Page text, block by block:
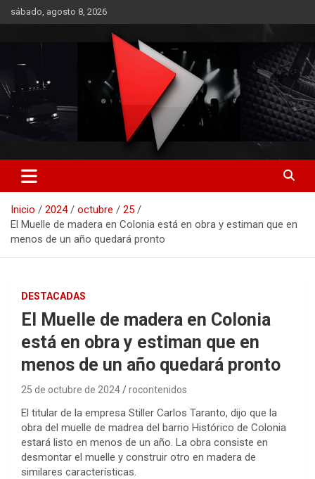
Saltar
al
sábado, agosto 8, 2026
RO CONTENIDOS
Inicio 2024 octubre
25
El Muelle de madera en Colonia está en obra y estiman que en
menos de un año quedará pronto
DESTACADAS
El Muelle de madera en Colonia
está en obra y estiman que en
menos de un año quedará pronto
25 de octubre de 2024 rocontenidos
El titular de la empresa Stiller Carlos Taranto, dijo que la
obra del muelle de madrea del barrio Histórico de Colonia
estará listo en menos de un año. La obra consiste en
desmontar el muelle y construir otro en madera de
similares características.